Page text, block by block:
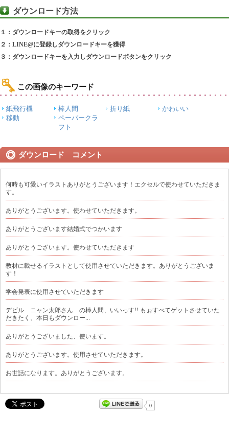
ダウンロード方法
１：ダウンロードキーの取得をクリック
２：LINE@に登録しダウンロードキーを獲得
３：ダウンロードキーを入力しダウンロードボタンをクリック
この画像のキーワード
紙飛行機 棒人間 折り紙
かわいい
移動
ペーパークラ
フト
ダウンロード コメント
何時も可愛いイラストありがとうございます！エクセルで使わせていただきま
す。
ありがとうございます。使わせていただきます。
ありがとうございます結婚式でつかいます
ありがとうございます。使わせていただきます
教材に載せるイラストとして使用させていただきます。ありがとうございま
す！
学会発表に使用させていただきます
デビル ニャン太郎さん の棒人間、いいっす!! もぉすべてゲットさせていた
だきたく、本日もダウンロー...
ありがとうございました、使います。
ありがとうございます。使用させていただきます。
お世話になります。ありがとうございます。
0